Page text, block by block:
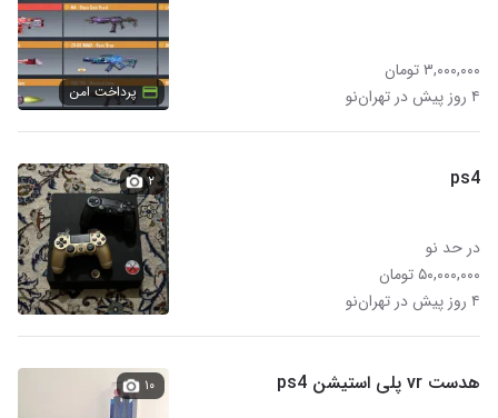
۳,۰۰۰,۰۰۰ تومان
۴ روز پیش در تهران‌نو
پرداخت امن
ps4
در حد نو
۵۰,۰۰۰,۰۰۰ تومان
۴ روز پیش در تهران‌نو
۲
هدست vr پلی استیشن ps4 ۱۰